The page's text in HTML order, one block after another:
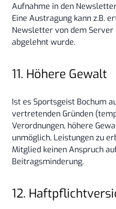
Aufnahme in den
Eine Austragung kann z.B.
Newsletter von dem
abgelehnt wurde.
11. Höhere Gewalt
Ist es Sportsgeist Bochum
vertretenden Gründen
Verordnungen, höhere
unmöglich, Leistungen zu
Mitglied keinen Anspruch
Beitragsminderung.
12.